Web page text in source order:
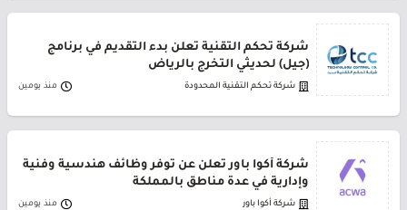
شركة تحكم التقنية تعلن بدء التقديم في برنامج
(جيل) لحديثي التخرج بالرياض
شركة تحكم التقنية المحدودة منذ يومين
شركة أكوا باور تعلن عن توفر وظائف هندسية وفنية
وإدارية في عدة مناطق بالمملكة
شركة أكوا باور منذ يومين